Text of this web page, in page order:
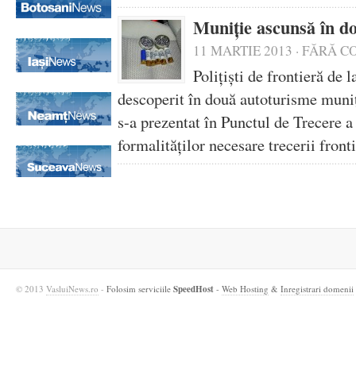
Muniţie ascunsă în
11 MARTIE 2013 · FĂRĂ
Poliţişti de frontieră de
descoperit în două autoturisme
s-a prezentat în Punctul de Trecere
formalităţilor necesare trecerii
© 2013 VasluiNews.ro - Folosim serviciile SpeedHost - Web Hosting & Inregistrari domenii